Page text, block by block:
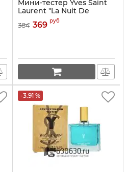
Мини-тестер Yves Saint
Laurent "La Nuit De
L'Homme Le Parfum" 65
ml
384 369 руб
-3.91 %